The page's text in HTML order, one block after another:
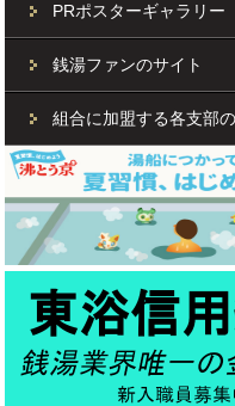
PRポスターギャラリー
銭湯ファンのサイト
組合に加盟する各支部